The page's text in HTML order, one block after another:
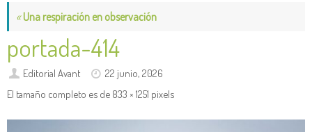
«Una respiración en observación
portada-414
Editorial Avant
22 junio, 2026
El tamaño completo es de 833 × 1251 pixels